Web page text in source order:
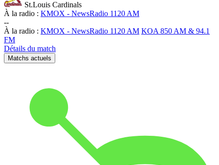
St.Louis Cardinals
À la radio : KMOX - NewsRadio 1120 AM
--
À la radio : KMOX - NewsRadio 1120 AM KOA 850 AM & 94.1
FM
Détails du match
Matchs actuels